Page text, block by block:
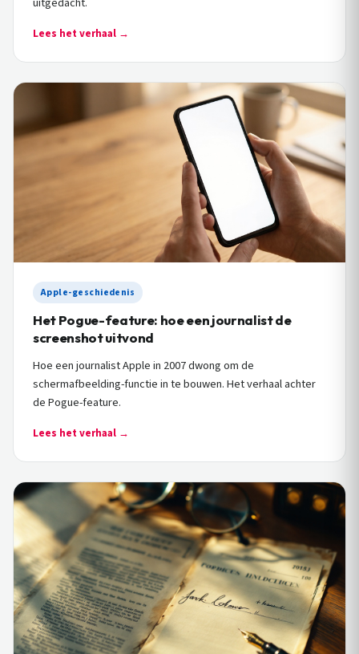
Lees het verhaal →
Apple-geschiedenis
Het Pogue-feature: hoe een journalist de
screenshot uitvond
Hoe een journalist Apple in 2007 dwong om de
schermafbeelding-functie in te bouwen. Het verhaal achter
de Pogue-feature.
Lees het verhaal →